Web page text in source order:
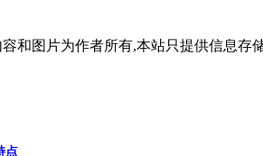
容和图片为作者所有,本站只提供信息存
点